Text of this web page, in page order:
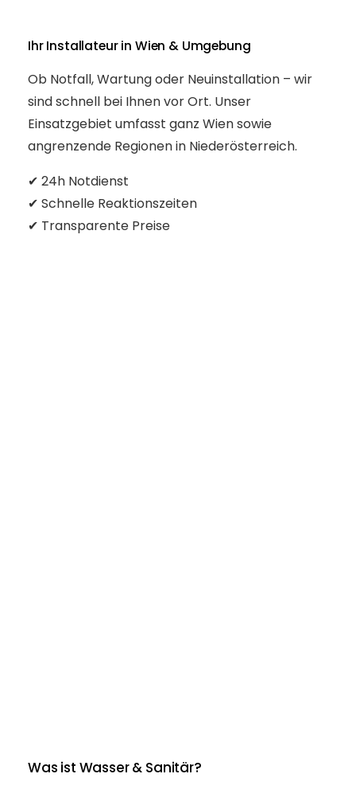
Ihr Installateur in Wien & Umgebung
Ob Notfall, Wartung oder Neuinstallation – wir
sind schnell bei Ihnen vor Ort. Unser
Einsatzgebiet umfasst ganz Wien sowie
angrenzende Regionen in Niederösterreich.
✔ 24h Notdienst
✔ Schnelle Reaktionszeiten
✔ Transparente Preise
Was ist Wasser & Sanitär?